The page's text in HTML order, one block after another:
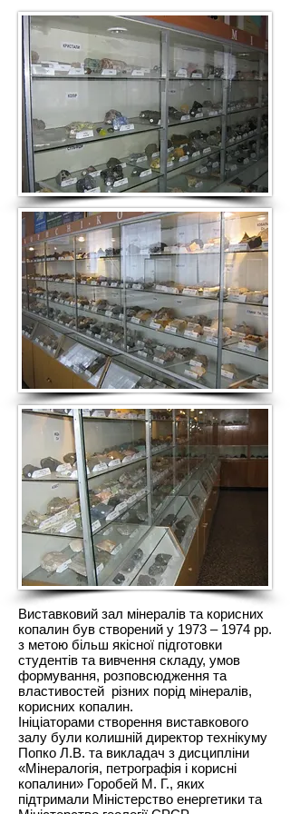
Виставковий зал мінералів та корисних
копалин був створений у 1973 – 1974 рр.
з метою більш якісної підготовки
студентів та вивчення складу, умов
формування, розповсюдження та
властивостей різних порід мінералів,
корисних копалин.
Ініціаторами створення виставкового
залу були колишній директор технікуму
Попко Л.В. та викладач з дисципліни
«Мінералогія, петрографія і корисні
копалини» Горобей М. Г., яких
підтримали Міністерство енергетики та